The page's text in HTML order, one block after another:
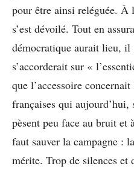
pour être ainsi reléguée.
s’est dévoilé. Tout en
démocratique aurait lieu, il
s’accorderait sur «
que l’accessoire
françaises qui
pèsent peu face au bruit
faut sauver la campagne :
mérite. Trop de silences et